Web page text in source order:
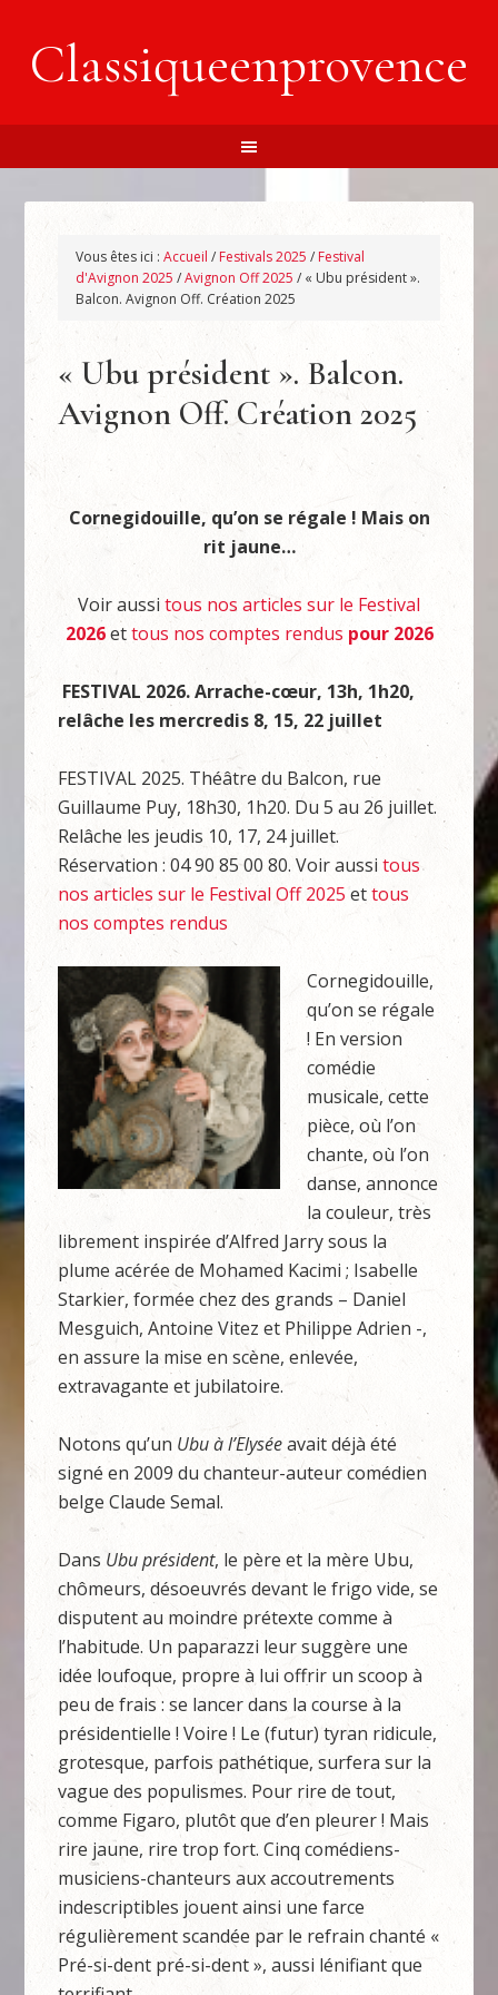
Classiqueenprovence
Vous êtes ici :Accueil / Festivals 2025 / Festival
d'Avignon 2025 /Avignon Off 2025 / « Ubu président ».
Balcon. Avignon Off. Création 2025
« Ubu président ». Balcon.
Avignon Off. Création 2025
Cornegidouille, qu’on se régale ! Mais on
rit jaune…
Voir aussi tous nos articles sur le Festival
2026ettous nos comptes rendus pour 2026
FESTIVAL 2026. Arrache-cœur, 13h, 1h20,
relâche les mercredis 8, 15, 22 juillet
FESTIVAL 2025. Théâtre du Balcon, rue
Guillaume Puy, 18h30, 1h20. Du 5 au 26 juillet.
Relâche les jeudis 10, 17, 24 juillet.
Réservation : 04 90 85 00 80. Voir aussitous
nos articles sur le Festival Off 2025ettous
nos comptes rendus
Cornegidouille,
qu’on se régale
! En version
comédie
musicale, cette
pièce, où l’on
chante, où l’on
danse, annonce
la couleur, très
librement inspirée d’Alfred Jarry sous la
plume acérée de Mohamed Kacimi ; Isabelle
Starkier, formée chez des grands – Daniel
Mesguich, Antoine Vitez et Philippe Adrien -,
en assure la mise en scène, enlevée,
extravagante et jubilatoire.
Notons qu’un Ubu à l’Elyséeavait déjà été
signé en 2009 du chanteur-auteur comédien
belge Claude Semal.
Dans Ubu président, le père et la mère Ubu,
chômeurs, désoeuvrés devant le frigo vide, se
disputent au moindre prétexte comme à
l’habitude. Un paparazzi leur suggère une
idée loufoque, propre à lui offrir un scoop à
peu de frais : se lancer dans la course à la
présidentielle ! Voire ! Le (futur) tyran ridicule,
grotesque, parfois pathétique, surfera sur la
vague des populismes. Pour rire de tout,
comme Figaro, plutôt que d’en pleurer ! Mais
rire jaune, rire trop fort. Cinq comédiens-
musiciens-chanteurs aux accoutrements
indescriptibles jouent ainsi une farce
régulièrement scandée par le refrain chanté «
Pré-si-dent pré-si-dent », aussi lénifiant que